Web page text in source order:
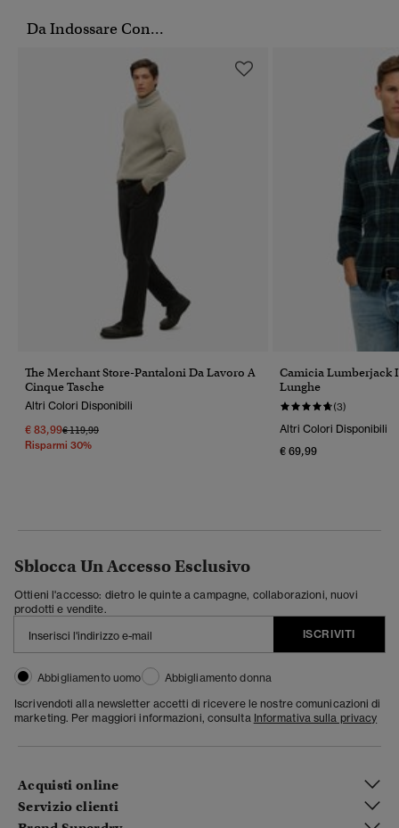
Da Indossare Con...
The Merchant Store-Pantaloni Da Lavoro A
Cinque Tasche
Altri Colori Disponibili
€ 83,99Prezzo Ridotto Da
€ 119,99A
Risparmi 30%
Camicia Lumberjack
Lunghe
(3)
Altri Colori Disponibili
€ 69,99
Sblocca Un Accesso Esclusivo
Ottieni l'accesso: dietro le quinte a campagne, collaborazioni, nuovi
prodotti e vendite.
ISCRIVITI
Abbigliamento uomo
Abbigliamento donna
Iscrivendoti alla newsletter accetti di ricevere le nostre comunicazioni di
marketing. Per maggiori informazioni, consulta Informativa sulla privacy
Acquisti online
Servizio clienti